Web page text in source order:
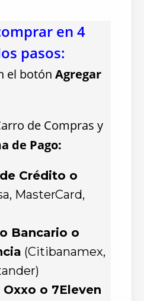
en 4
pasos:
el botón Agregar
de Compras y
de Pago:
Crédito o
MasterCard,
Bancario o
(Citibanamex,
Oxxo o 7Eleven